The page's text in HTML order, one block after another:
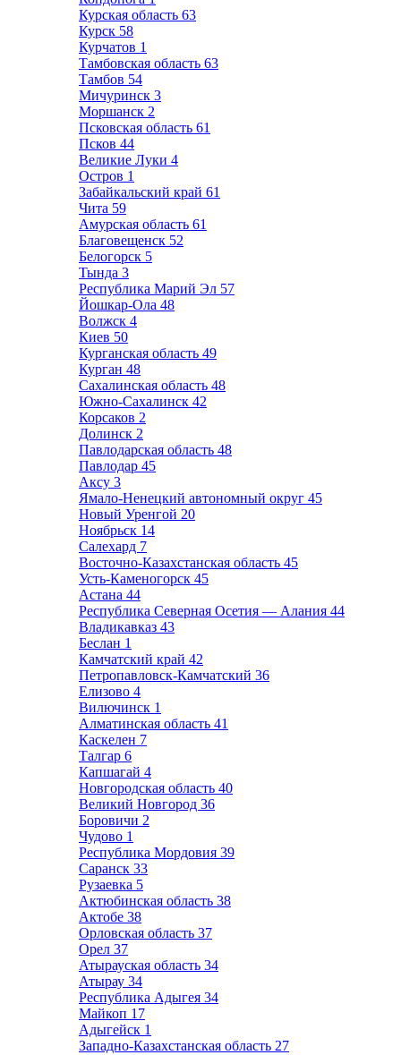
Курская область 63
Курск 58
Курчатов 1
Тамбовская область 63
Тамбов 54
Мичуринск 3
Моршанск 2
Псковская область 61
Псков 44
Великие Луки 4
Остров 1
Забайкальский край 61
Чита 59
Амурская область 61
Благовещенск 52
Белогорск 5
Тында 3
Республика Марий Эл 57
Йошкар-Ола 48
Волжск 4
Киев 50
Курганская область 49
Курган 48
Сахалинская область 48
Южно-Сахалинск 42
Корсаков 2
Долинск 2
Павлодарская область 48
Павлодар 45
Аксу 3
Ямало-Ненецкий автономный округ 45
Новый Уренгой 20
Ноябрьск 14
Салехард 7
Восточно-Казахстанская область 45
Усть-Каменогорск 45
Астана 44
Республика Северная Осетия — Алания 44
Владикавказ 43
Беслан 1
Камчатский край 42
Петропавловск-Камчатский 36
Елизово 4
Вилючинск 1
Алматинская область 41
Каскелен 7
Талгар 6
Капшагай 4
Новгородская область 40
Великий Новгород 36
Боровичи 2
Чудово 1
Республика Мордовия 39
Саранск 33
Рузаевка 5
Актюбинская область 38
Актобе 38
Орловская область 37
Орел 37
Атырауская область 34
Атырау 34
Республика Адыгея 34
Майкоп 17
Адыгейск 1
Западно-Казахстанская область 27